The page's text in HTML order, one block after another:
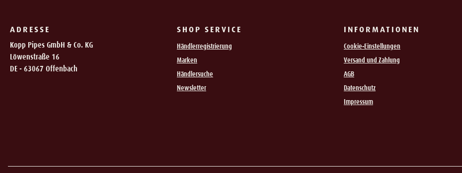
ADRESSE
Kopp Pipes GmbH & Co. KG
Löwenstraße 16
DE - 63067 Offenbach
SHOP SERVICE
Händlerregistrierung
Marken
Händlersuche
Newsletter
INFORMATIONEN
Cookie-Einstellungen
Versand und Zahlung
AGB
Datenschutz
Impressum